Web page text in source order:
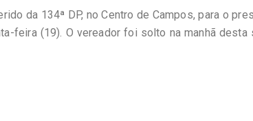
da 134ª DP, no Centro de Campos, para o
feira (19). O vereador foi solto na manhã